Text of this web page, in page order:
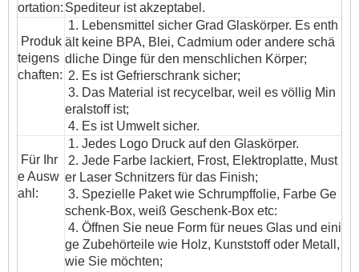
ortation: Spediteur ist akzeptabel.
Produk
teigens
chaften:
1. Lebensmittel sicher Grad Glaskörper. Es enth
ält keine BPA, Blei, Cadmium oder andere schä
dliche Dinge für den menschlichen Körper;
2. Es ist Gefrierschrank sicher;
3. Das Material ist recycelbar, weil es völlig Min
eralstoff ist;
4. Es ist Umwelt sicher.
Für Ihr
e Ausw
ahl:
1. Jedes Logo Druck auf den Glaskörper.
2. Jede Farbe lackiert, Frost, Elektroplatte, Must
er Laser Schnitzers für das Finish;
3. Spezielle Paket wie Schrumpffolie, Farbe Ge
schenk-Box, weiß Geschenk-Box etc:
4. Öffnen Sie neue Form für neues Glas und eini
ge Zubehörteile wie Holz, Kunststoff oder Metall,
wie Sie möchten;